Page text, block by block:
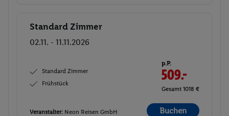
kann auch in umgekehrter Reihenfolge stattfinden.
Buchen
Standard Zimmer
02.11. - 11.11.2026
Standard Zimmer
Frühstück
p.P.
509.-
Gesamt 1018 €
Veranstalter: Neon Reisen GmbH Buchen